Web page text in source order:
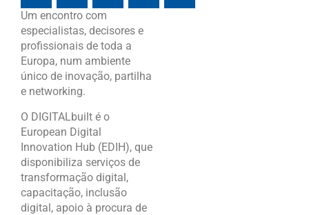
Um encontro com
especialistas, decisores e
profissionais de toda a
Europa, num ambiente
único de inovação, partilha
e networking.
O DIGITALbuilt é o
European Digital
Innovation Hub (EDIH), que
disponibiliza serviços de
transformação digital,
capacitação, inclusão
digital, apoio à procura de